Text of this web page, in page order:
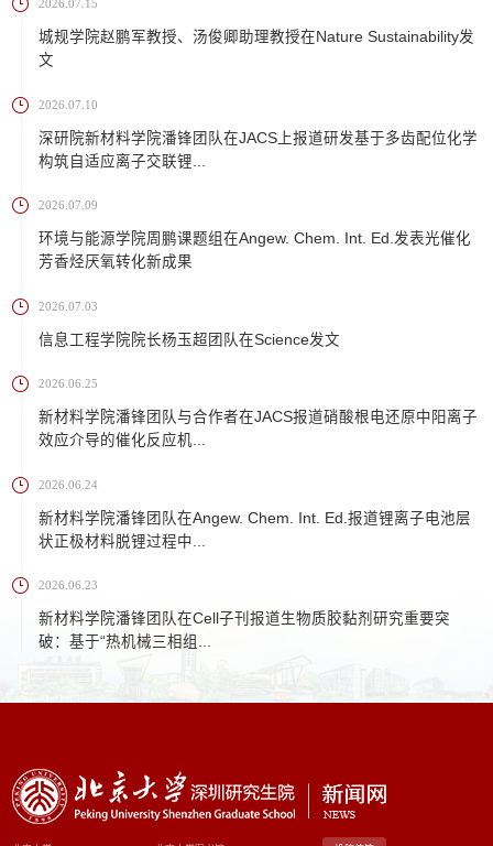
2026.07.15
城规学院赵鹏军教授、汤俊卿助理教授在Nature Sustainability发
文
2026.07.10
深研院新材料学院潘锋团队在JACS上报道研发基于多齿配位化学
构筑自适应离子交联锂...
2026.07.09
环境与能源学院周鹏课题组在Angew. Chem. Int. Ed.发表光催化
芳香烃厌氧转化新成果
2026.07.03
信息工程学院院长杨玉超团队在Science发文
2026.06.25
新材料学院潘锋团队与合作者在JACS报道硝酸根电还原中阳离子
效应介导的催化反应机...
2026.06.24
新材料学院潘锋团队在Angew. Chem. Int. Ed.报道锂离子电池层
状正极材料脱锂过程中...
2026.06.23
新材料学院潘锋团队在Cell子刊报道生物质胶黏剂研究重要突
破：基于“热机械三相组...